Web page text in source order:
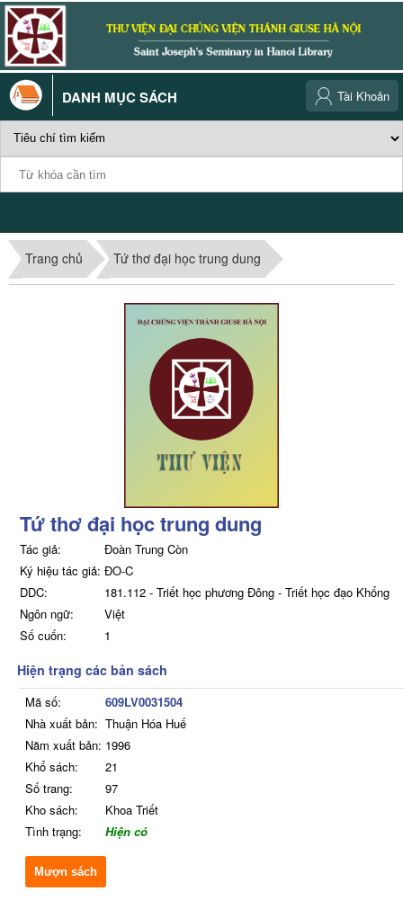
DANH MỤC SÁCH Tài Khoản
Trang chủ Tứ thơ đại học trung dung
Tứ thơ đại học trung dung
Tác giả:
Đoàn Trung Còn
Ký hiệu tác giả: ĐO-C
DDC:
181.112 - Triết học phương Đông - Triết học đạo Khổng
Ngôn ngữ:
Việt
Số cuốn:
1
Hiện trạng các bản sách
Mã số:
609LV0031504
Nhà xuất bản: Thuận Hóa Huế
Năm xuất bản: 1996
Khổ sách:
21
Số trang:
97
Kho sách:
Khoa Triết
Tình trạng:
Hiện có
Mượn sách